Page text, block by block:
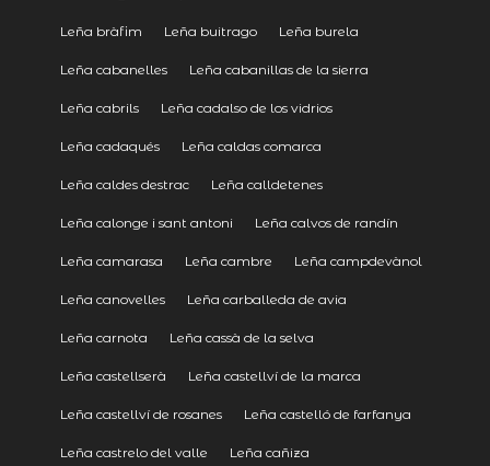
Leña bràfim Leña buitrago Leña burela
Leña cabanelles Leña cabanillas de la sierra
Leña cabrils Leña cadalso de los vidrios
Leña cadaqués Leña caldas comarca
Leña caldes destrac Leña calldetenes
Leña calonge i sant antoni Leña calvos de randín
Leña camarasa Leña cambre Leña campdevànol
Leña canovelles Leña carballeda de avia
Leña carnota Leña cassà de la selva
Leña castellserà Leña castellví de la marca
Leña castellví de rosanes Leña castelló de farfanya
Leña castrelo del valle Leña cañiza